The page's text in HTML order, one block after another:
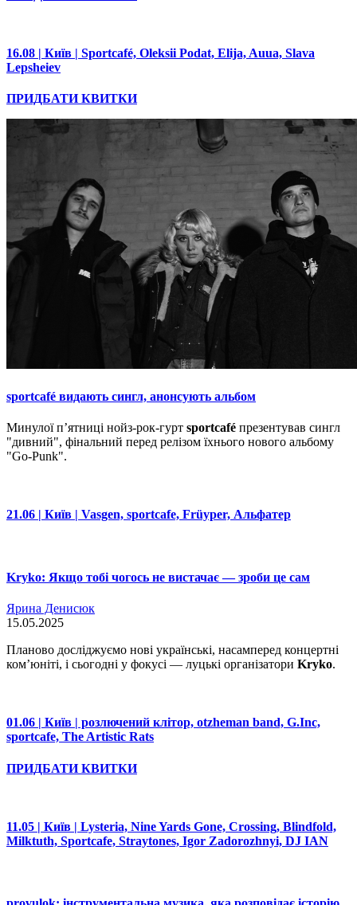
16.08 | Київ | Sportcafé, Oleksii Podat, Elija, Auua, Slava
Lepsheiev
ПРИДБАТИ КВИТКИ
sportcafé видають сингл, анонсують альбом
Минулої пʼятниці нойз-рок-гурт sportcafé презентував сингл
"дивний", фінальний перед релізом їхнього нового альбому
"Go-Punk".
21.06 | Київ | Vasgen, sportcafe, Früyper, Альфатер
Kryko: Якщо тобі чогось не вистачає — зроби це сам
Ярина Денисюк
15.05.2025
Планово досліджуємо нові українські, насамперед концертні
ком’юніті, і сьогодні у фокусі — луцькі організатори Kryko.
01.06 | Київ | розлючений клітор, otzheman band, G.Inc,
sportcafe, The Artistic Rats
ПРИДБАТИ КВИТКИ
11.05 | Київ | Lysteria, Nine Yards Gone, Crossing, Blindfold,
Milktuth, Sportcafe, Straytones, Igor Zadorozhnyi, DJ IAN